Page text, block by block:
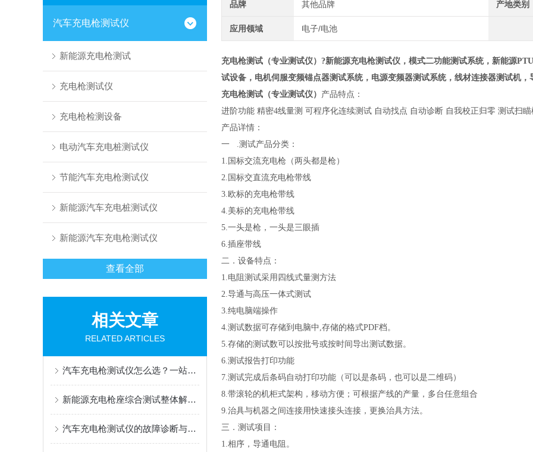
汽车充电枪测试仪
新能源充电枪测试
充电枪测试仪
充电枪检测设备
电动汽车充电桩测试仪
节能汽车充电枪测试仪
新能源汽车充电桩测试仪
新能源汽车充电枪测试仪
查看全部
相关文章
RELATED ARTICLES
汽车充电枪测试仪怎么选？一站式检测优选苏州赛秘尔
新能源充电枪座综合测试整体解决方案
汽车充电枪测试仪的故障诊断与维护技巧
品牌 其他品牌 产地类别
应用领域 电子/电池
充电枪测试（专业测试仪）?新能源充电枪测试仪，模式二功能测试系统，新能源
试设备，电机伺服变频锚点器测试系统，电源变频器测试系统，线材连接器测试机
充电枪测试（专业测试仪） 产品特点：
进阶功能 精密4线量测 可程序化连续测试 自动找点 自动诊断 自我校正归零 测试扫
产品详情：
一 .测试产品分类：
1.国标交流充电枪（两头都是枪）
2.国标交直流充电枪带线
3.欧标的充电枪带线
4.美标的充电枪带线
5.一头是枪，一头是三眼插
6.插座带线
二．设备特点：
1.电阻测试采用四线式量测方法
2.导通与高压一体式测试
3.纯电脑端操作
4.测试数据可存储到电脑中,存储的格式PDF档。
5.存储的测试数可以按批号或按时间导出测试数据。
6.测试报告打印功能
7.测试完成后条码自动打印功能（可以是条码，也可以是二维码）
8.带滚轮的机柜式架构，移动方便；可根据产线的产量，多台任意组合
9.治具与机器之间连接用快速接头连接，更换治具方法。
三．测试项目：
1.相序，导通电阻。